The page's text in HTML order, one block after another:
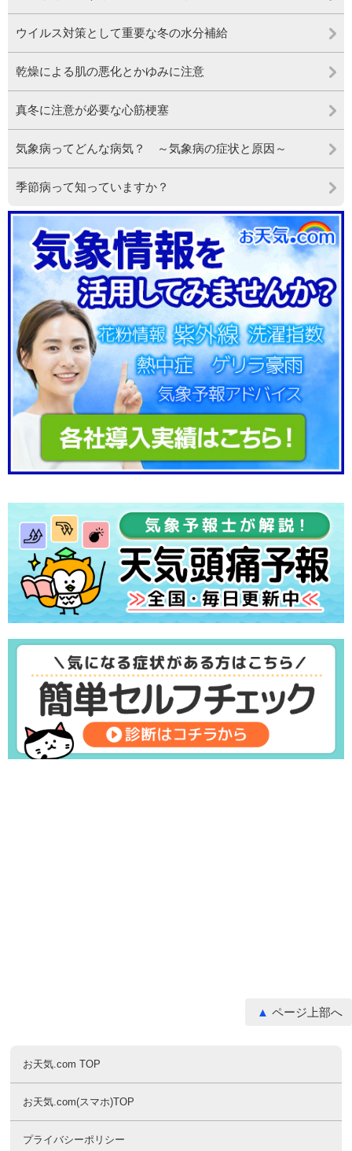
ウイルス対策として重要な冬の水分補給
乾燥による肌の悪化とかゆみに注意
真冬に注意が必要な心筋梗塞
気象病ってどんな病気？ ～気象病の症状と原因～
季節病って知っていますか？
ページ上部へ
お天気.com TOP
お天気.com(スマホ)TOP
プライバシーポリシー